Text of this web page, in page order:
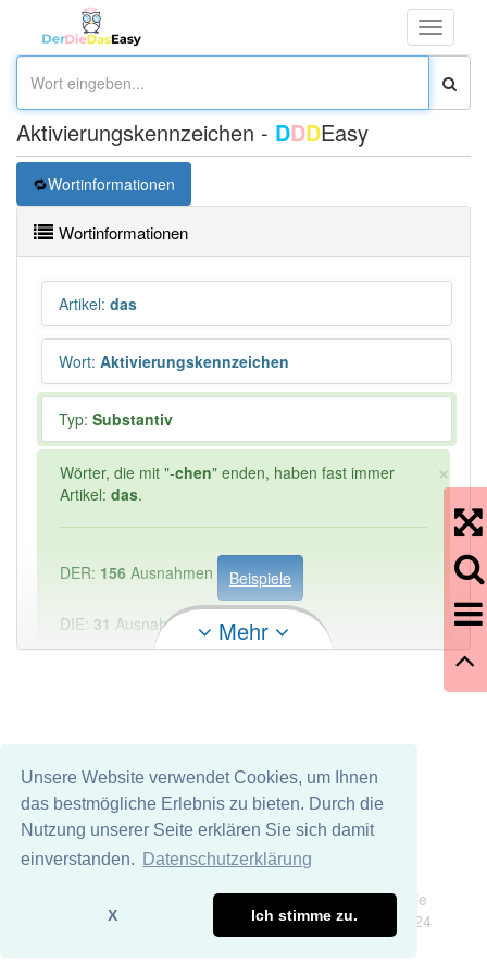
Unsere Website verwendet Cookies, um Ihnen
das bestmögliche Erlebnis zu bieten. Durch die
Nutzung unserer Seite erklären Sie sich damit
einverstanden.
Datenschutzerklärung
X Ich stimme zu.
Toggle
Aktivierungskennzeichen - DDDEasy
Wortinformationen
Wortinformationen
Artikel: das
Wort: Aktivierungskennzeichen
Typ: Substantiv
×
Wörter, die mit "-chen" enden, haben fast immer
Artikel: das.
DER: 156 Ausnahmen Beispiele
DIE: 31 Ausnahmen
Beispiele
Häufigkeit: 2 von 10
Wörter mit Endung-aktivierungskennzeichen
mit einem anderen Artikel: -1
81% unserer Spielapp-Nutzer haben den Artikel
Mehr
Wir übernehmen keine Garantie und keine Haftung für die
Richtigkeit und Vollständigkeit dieser Seite. DDDEasy 2024